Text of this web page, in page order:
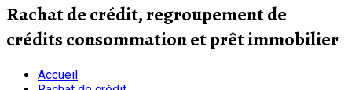
Rachat de crédit, regroupement de
crédits consommation et prêt immobilier
Accueil